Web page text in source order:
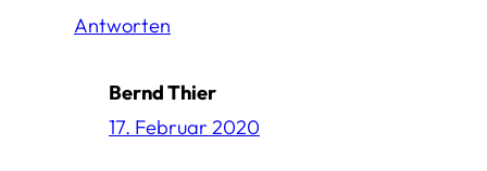
Antworten
Bernd Thier
17. Februar 2020